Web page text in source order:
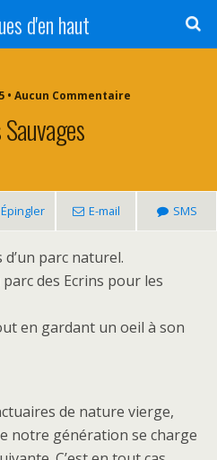
d'en haut
• Aucun Commentaire
Épingler E-mail SMS
parc naturel.
des Ecrins pour les
en gardant un oeil à son
de nature vierge,
notre génération se charge